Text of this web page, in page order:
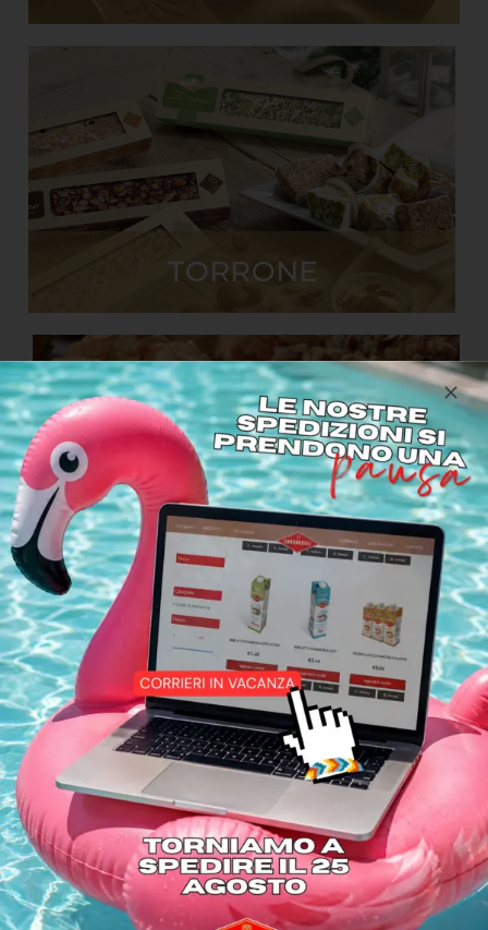
TORRONE
PASTICCERIA
CREME E SPALMABILI